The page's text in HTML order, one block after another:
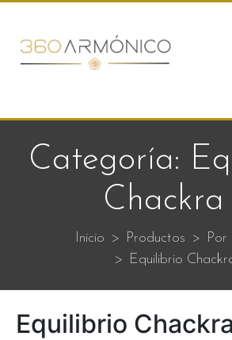
Categoría:
Chackra
Inicio Productos
Por
Equilibrio
Equilibrio